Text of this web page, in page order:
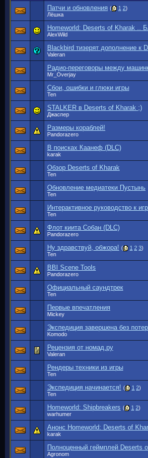
Патчи и обновления ( 1 2)
Лёшка
Homeworld: Deserts of Kharak
AlexWild
Blackbird тизерят дополнение к
Valeran
Радио-переговоры между
Mr_Overjay
Сбои, ошибки и глюки игры
Ten
STALKER в Deserts of Kharak ;)
Джаспер
Размеры кораблей!
Pandorazero
В поисках Каанеф (DLC)
karak
Обзор Deserts of Kharak
Ten
Обновление медиатеки Пустынь
Ten
Интерактивное руководство к
Ten
Флот киита Собан (DLC)
Pandorazero
Ну здравствуй, обжора! ( 1 2 3)
Ten
BBI Scene Tools
Pandorazero
Официальный саундтрек
Ten
Первые впечатления
Mickey
Экспедиция завершена без
Komodo
Рецензия от номад.ру
Valeran
Рендеры техники из игры
Ten
Экспедиция начинается! ( 1 2)
Ten
Homeworld: Shipbreakers ( 1 2)
warhumer
Анонс Homeworld: Deserts of
karak
Полноценный геймплей Deserts
Agronom